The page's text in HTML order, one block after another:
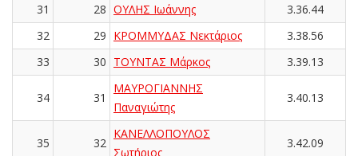
31 28 ΟΥΛΗΣ Ιωάννης
3.36.44
32
29 ΚΡΟΜΜΥΔΑΣ Νεκτάριος
3.38.56
33
30 ΤΟΥΝΤΑΣ Μάρκος 3.39.13
34 31
ΜΑΥΡΟΓΙΑΝΝΗΣ
Παναγιώτης
3.40.13
35 32
ΚΑΝΕΛΛΟΠΟΥΛΟΣ
Σωτήριος
3.42.09